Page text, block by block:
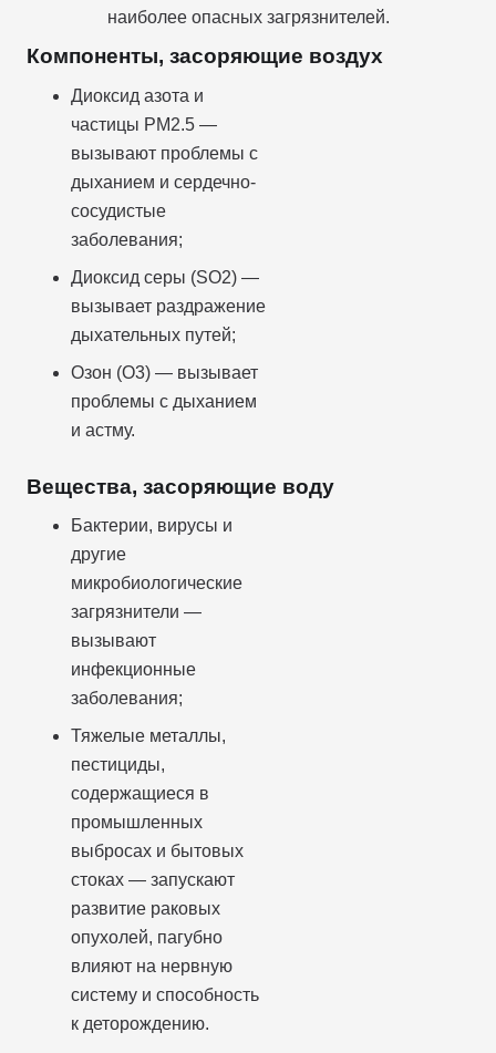
наиболее опасных загрязнителей.
Компоненты, засоряющие воздух
Диоксид азота и
частицы PM2.5 —
вызывают проблемы с
дыханием и сердечно-
сосудистые
заболевания;
Диоксид серы (SO2) —
вызывает раздражение
дыхательных путей;
Озон (O3) — вызывает
проблемы с дыханием
и астму.
Вещества, засоряющие воду
Бактерии, вирусы и
другие
микробиологические
загрязнители —
вызывают
инфекционные
заболевания;
Тяжелые металлы,
пестициды,
содержащиеся в
промышленных
выбросах и бытовых
стоках — запускают
развитие раковых
опухолей, пагубно
влияют на нервную
систему и способность
к деторождению.